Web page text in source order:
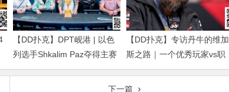
【DD扑克】DPT岘港 | 以色
列选手Shkalim Paz夺得主赛
冠军，“小火炉” 卢梓杰斩获
【DD扑克】专访丹牛的维加
斯之路｜一个优秀玩家vs职
业玩家的「最大差距」是什
么？
下一篇